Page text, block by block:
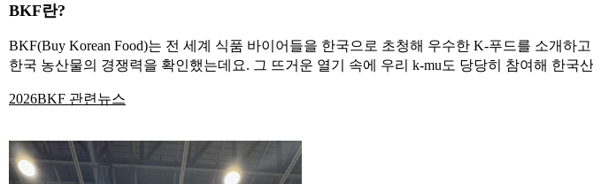
BKF란?
BKF(Buy Korean Food)는 전 세계 식품 바이어들을 한국으로 초청해 우수한 K-푸드를 소개
한국 농산물의 경쟁력을 확인했는데요. 그 뜨거운 열기 속에 우리 k-mu도 당당히 참여해 한국
2026BKF 관련뉴스